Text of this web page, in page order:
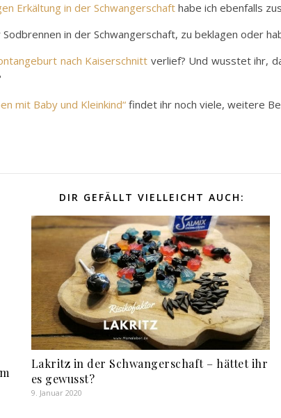
Erkältung in der Schwangerschaft habe ich ebenfalls
in der Schwangerschaft, zu beklagen oder
nach Kaiserschnitt verlief? Und wusstet ihr,
mit Baby und Kleinkind“ findet ihr noch viele, weitere
DIR GEFÄLLT VIELLEICHT AUCH:
Lakritz in der Schwangerschaft – hättet ihr
es gewusst?
9. Januar 2020